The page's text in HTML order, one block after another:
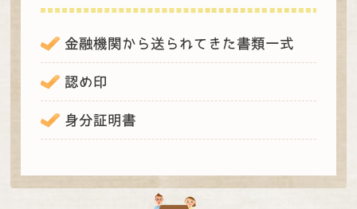
金融機関から送られてきた書類一式
認め印
身分証明書